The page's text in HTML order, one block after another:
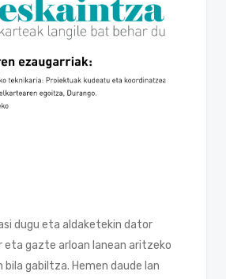
dugu eta aldaketekin dator
eta gazte arloan lanean aritzeko
gabiltza. Hemen daude lan